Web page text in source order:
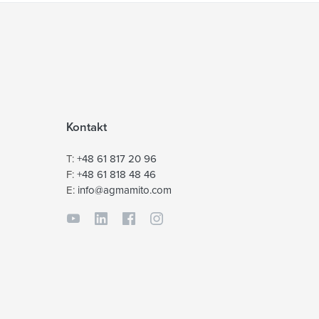
Kontakt
T:+48 61 817 20 96
F:+48 61 818 48 46
E: info@agmamito.com